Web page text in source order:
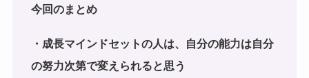
今回のまとめ
・成長マインドセットの人は、自分の能力は自分
の努力次第で変えられると思う